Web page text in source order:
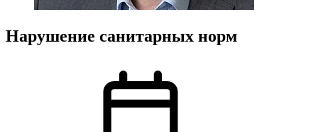
Нарушение санитарных норм